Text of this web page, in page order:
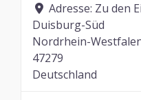
Adresse: Zu den
Duisburg-Süd
Nordrhein-
47279
Deutschland